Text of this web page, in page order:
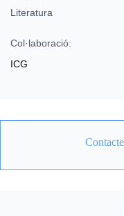
Literatura
Col·laboració:
ICG